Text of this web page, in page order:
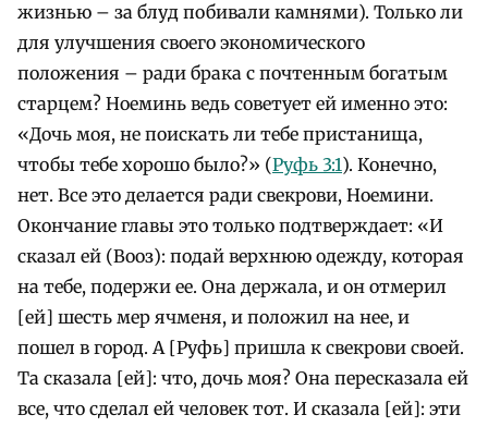
жизнью – за блуд побивали камнями). Только ли
для улучшения своего экономического
положения – ради брака с почтенным богатым
старцем? Ноеминь ведь советует ей именно это:
«Дочь моя, не поискать ли тебе пристанища,
чтобы тебе хорошо было?» (Руфь 3:1). Конечно,
нет. Все это делается ради свекрови, Ноемини.
Окончание главы это только подтверждает: «И
сказал ей (Вооз): подай верхнюю одежду, которая
на тебе, подержи ее. Она держала, и он отмерил
[ей] шесть мер ячменя, и положил на нее, и
пошел в город. А [Руфь] пришла к свекрови своей.
Та сказала [ей]: что, дочь моя? Она пересказала ей
все, что сделал ей человек тот. И сказала [ей]: эти